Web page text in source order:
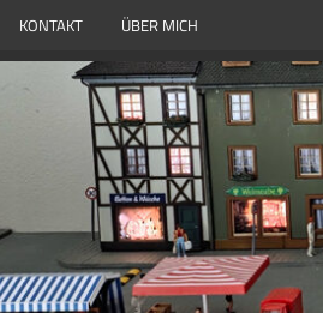
KONTAKT ÜBER MICH